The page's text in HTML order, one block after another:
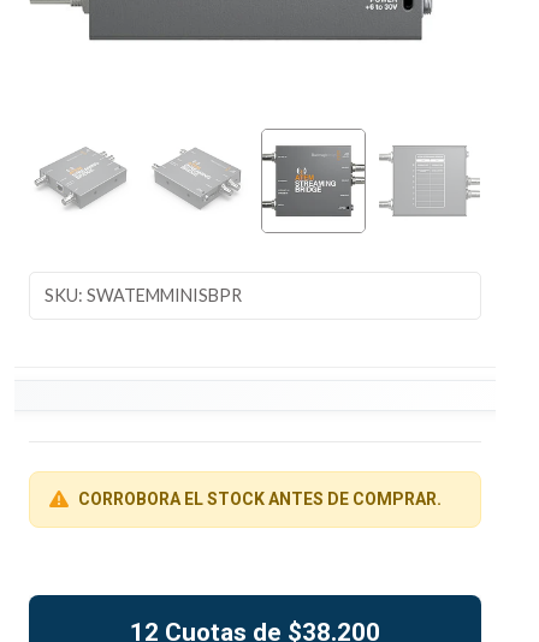
SKU: SWATEMMINISBPR
CORROBORA EL STOCK ANTES DE COMPRAR.
12 Cuotas de $38.200